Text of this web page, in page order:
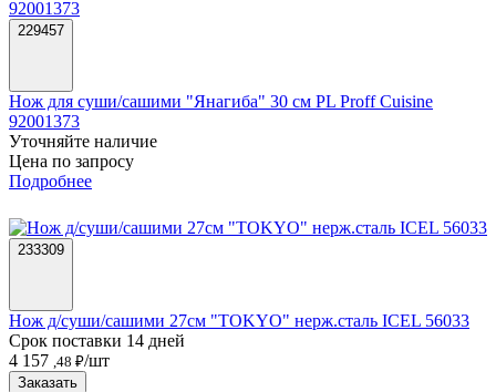
229457
Нож для суши/сашими "Янагиба" 30 см PL Proff Cuisine
92001373
Уточняйте наличие
Цена по запросу
Подробнее
233309
Нож д/суши/сашими 27см "TOKYO" нерж.сталь ICEL 56033
Срок поставки 14 дней
4 157 ,48 ₽/шт
Заказать